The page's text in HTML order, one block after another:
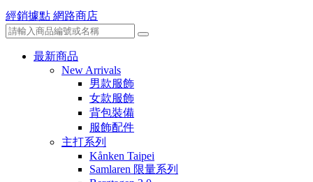
經銷據點 網路商店
最新商品
New Arrivals
男款服飾
女款服飾
背包裝備
服飾配件
主打系列
Kånken Taipei
Samlaren 限量系列